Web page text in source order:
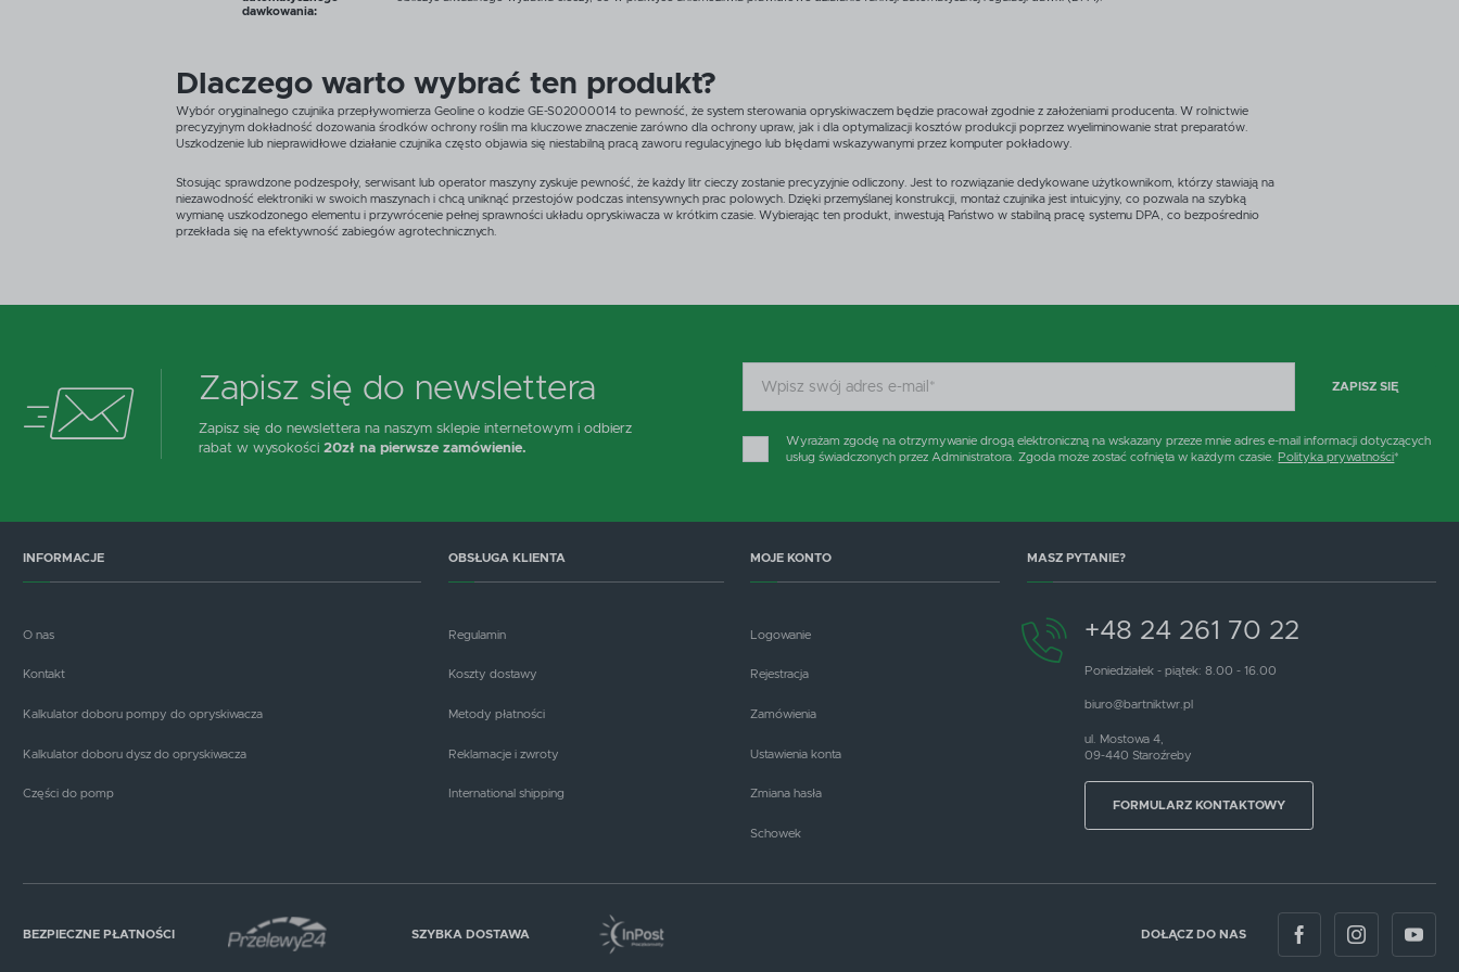
dawkowania:
Dlaczego warto wybrać ten produkt?
Wybór oryginalnego czujnika przepływomierza Geoline o kodzie GE-S02000014 to pewność, że system sterowania opryskiwaczem będzie pracował zgodnie z założeniami producenta. W rolnictwie
precyzyjnym dokładność dozowania środków ochrony roślin ma kluczowe znaczenie zarówno dla ochrony upraw, jak i dla optymalizacji kosztów produkcji poprzez wyeliminowanie strat preparatów.
Uszkodzenie lub nieprawidłowe działanie czujnika często objawia się niestabilną pracą zaworu regulacyjnego lub błędami wskazywanymi przez komputer pokładowy.
Stosując sprawdzone podzespoły, serwisant lub operator maszyny zyskuje pewność, że każdy litr cieczy zostanie precyzyjnie odliczony. Jest to rozwiązanie dedykowane użytkownikom, którzy stawiają na
niezawodność elektroniki w swoich maszynach i chcą uniknąć przestojów podczas intensywnych prac polowych. Dzięki przemyślanej konstrukcji, montaż czujnika jest intuicyjny, co pozwala na szybką
wymianę uszkodzonego elementu i przywrócenie pełnej sprawności układu opryskiwacza w krótkim czasie. Wybierając ten produkt, inwestują Państwo w stabilną pracę systemu DPA, co bezpośrednio
przekłada się na efektywność zabiegów agrotechnicznych.
Zapisz się do newslettera
Zapisz się do newslettera na naszym sklepie internetowym i odbierz
rabat w wysokości 20zł na pierwsze zamówienie.
ZAPISZ SIĘ
Wyrażam zgodę na otrzymywanie drogą elektroniczną na wskazany przeze mnie adres e-mail informacji dotyczących
usług świadczonych przez Administratora. Zgoda może zostać cofnięta w każdym czasie. Polityka prywatności*
INFORMACJE
O nas
Kontakt
Kalkulator doboru pompy do opryskiwacza
Kalkulator doboru dysz do opryskiwacza
Części do pomp
OBSŁUGA KLIENTA
Regulamin
Koszty dostawy
Metody płatności
Reklamacje i zwroty
International shipping
MOJE KONTO
Logowanie
Rejestracja
Zamówienia
Ustawienia konta
Zmiana hasła
Schowek
MASZ PYTANIE?
+48 24 261 70 22
Poniedziałek - piątek: 8.00 - 16.00
biuro@bartniktwr.pl
ul. Mostowa 4,
09-440 Staroźreby
FORMULARZ KONTAKTOWY
BEZPIECZNE PŁATNOŚCI SZYBKA DOSTAWA DOŁĄCZ DO NAS